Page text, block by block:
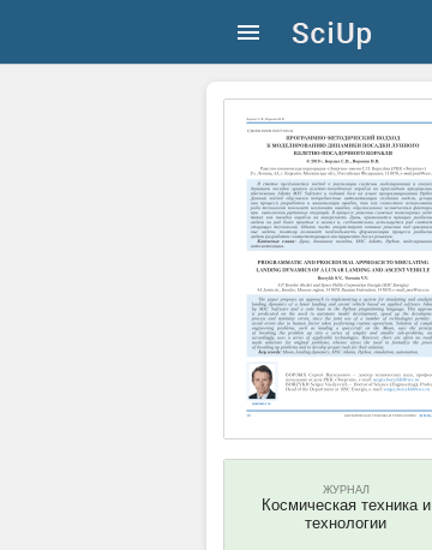
ЖУРНАЛ
Космическая техника и
технологии